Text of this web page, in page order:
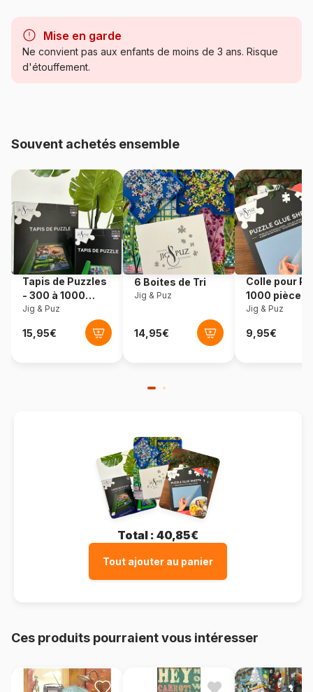
bois respecte les procédures garantissant la gestion durable
des forêts)
Catégorie
Provenance Allemagne
Heye-29912
EAN 4001689299125
Nombre de pièces 1000 pièces
Dimensions 50 x 0 x 70 cm
Mise en garde
Ne convient pas aux enfants de moins de 3 ans. Risque
d'étouffement.
Souvent achetés ensemble
Tapis de Puzzles
- 300 à 1000
pièces
Jig & Puz
6 Boites de Tri
Jig & Puz
Colle pour
1000 pièces
Jig & Puz
Total : 40,85€
Tout ajouter au panier
Ces produits pourraient vous intéresser